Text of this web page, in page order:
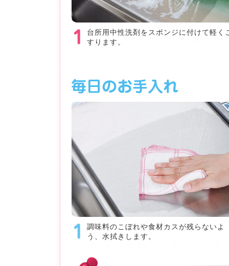
台所用中性洗剤をスポンジに付けて軽く
すります。
調味料のこぼれや食材カスが残らないよ
う、水拭きします。